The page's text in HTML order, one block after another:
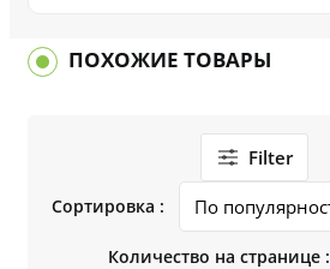
ПОХОЖИЕ ТОВАРЫ
Filter
Сортировка :
Количество на странице :